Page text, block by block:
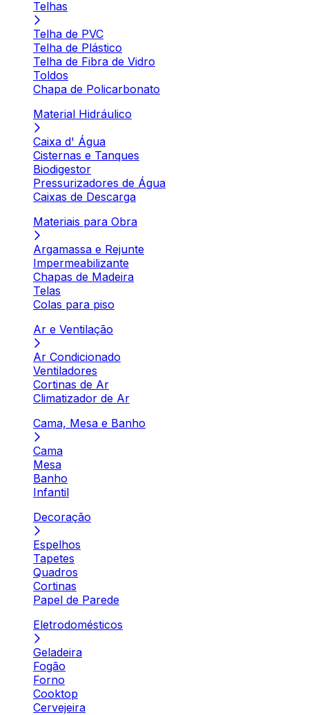
Telhas
Telha de PVC
Telha de Plástico
Telha de Fibra de Vidro
Toldos
Chapa de Policarbonato
Material Hidráulico
Caixa d' Água
Cisternas e Tanques
Biodigestor
Pressurizadores de Água
Caixas de Descarga
Materiais para Obra
Argamassa e Rejunte
Impermeabilizante
Chapas de Madeira
Telas
Colas para piso
Ar e Ventilação
Ar Condicionado
Ventiladores
Cortinas de Ar
Climatizador de Ar
Cama, Mesa e Banho
Cama
Mesa
Banho
Infantil
Decoração
Espelhos
Tapetes
Quadros
Cortinas
Papel de Parede
Eletrodomésticos
Geladeira
Fogão
Forno
Cooktop
Cervejeira